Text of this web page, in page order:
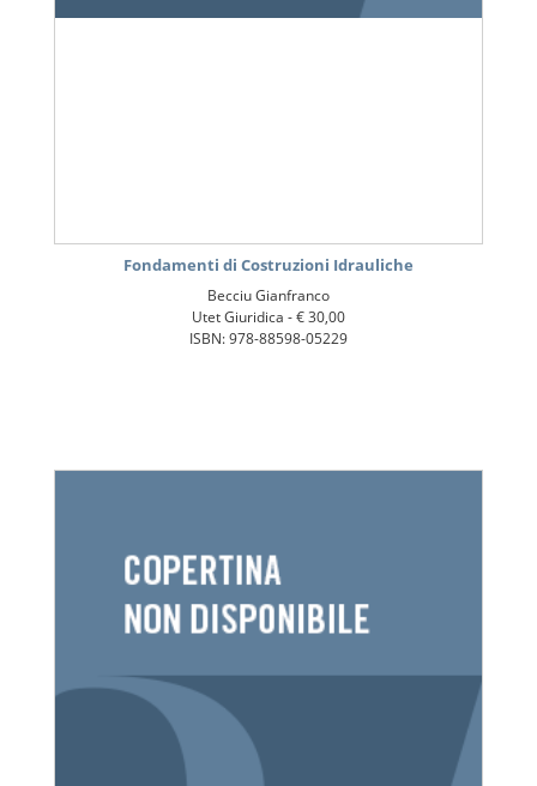
Fondamenti di Costruzioni Idrauliche
Becciu Gianfranco
Utet Giuridica -€ 30,00
ISBN: 978-88598-05229